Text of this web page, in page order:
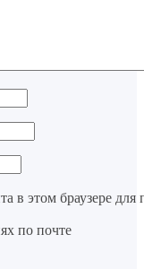
в этом браузере
по почте